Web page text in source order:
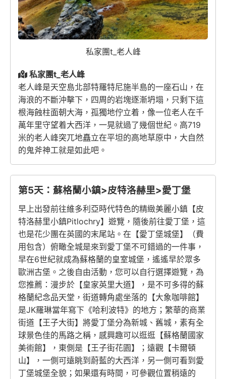
私家團t_老人峰
私家團t_老人峰
老人峰是天空島北部特羅特尼施半島的一座石山，在
海浪的不斷沖擊下，四周的岩塊逐漸坍塌，只剩下這
根海蝕柱面朝大海，孤獨地佇立着，像一位老人在千
萬年里守望着大西洋，一晃就過了幾個世紀。高719
米的老人峰突兀地矗立在平坦的高地草原中，大自然
的鬼斧神工就是如此吧。
第5天：蘇格蘭小鎮>皮特洛赫里>愛丁堡
早上出發前往維多利亞時代特色的精緻美麗小鎮【皮
特洛赫里小鎮Pitlochry】遊覽，隨後前往愛丁堡，這
也是花少團在英國的末尾站。在【愛丁堡城堡】（費
用包含）俯瞰全城是來到愛丁堡不可錯過的一件事，
早在6世紀就成為蘇格蘭的皇室城堡，遙遙早於眾多
歐洲古堡。之後自由活動，您可以自行選擇遊覽，為
您推薦：漫步於【皇家英里大道】，是不可多得的蘇
格蘭紀念品天堂，街道轉角處坐落的【大象咖啡館】
是JK羅琳當年寫下《哈利波特》的地方；繁華的商業
街道【王子大街】將愛丁堡分為新城、舊城，素有全
球景色佳的馬路之稱，感興趣可以逛逛【蘇格蘭國家
美術館】，東側是【王子街花園】；遠觀【卡爾頓
山】，一側可遠眺到蔚藍的大西洋，另一側可看到愛
丁堡城堡全貌；如果還有時間，可參觀位置稍遠的